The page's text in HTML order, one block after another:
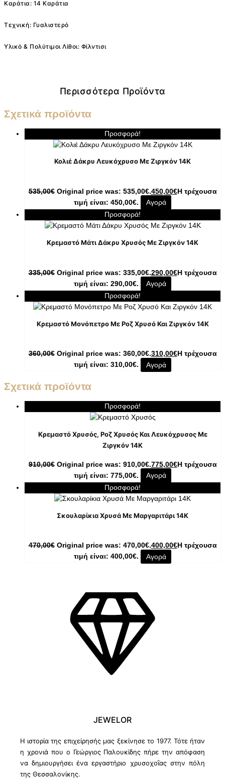
Καράτια: 14 Καράτια
Τεχνική: Γυαλιστερό
Υλικό & Πολύτιμοι Λίθοι: Φίλντισι
Περισσότερα Προϊόντα
Σχετικά προϊόντα
Προσφορά!
Κολιέ Δάκρυ Λευκόχρυσο Με Ζιργκόν 14K
535,00€ Original price was: 535,00€.450,00€Η τρέχουσα
τιμή είναι: 450,00€.
Αγορά
Προσφορά!
Κρεμαστό Μάτι Δάκρυ Χρυσός Με Ζιργκόν 14K
335,00€ Original price was: 335,00€.290,00€Η τρέχουσα
τιμή είναι: 290,00€.
Αγορά
Προσφορά!
Κρεμαστό Μονόπετρο Με Ροζ Χρυσό Και Ζιργκόν 14K
360,00€ Original price was: 360,00€.310,00€Η τρέχουσα
τιμή είναι: 310,00€.
Αγορά
Σχετικά προϊόντα
Προσφορά!
Κρεμαστό Χρυσός, Ροζ Χρυσός Και Λευκόχρυσος Με
Ζιργκόν 14K
910,00€ Original price was: 910,00€.775,00€Η τρέχουσα
τιμή είναι: 775,00€.
Αγορά
Προσφορά!
Σκουλαρίκια Χρυσά Με Μαργαριτάρι 14K
470,00€ Original price was: 470,00€.400,00€Η τρέχουσα
τιμή είναι: 400,00€.
Αγορά
JEWELOR
Η ιστορία της επιχείρησής μας ξεκίνησε το 1977. Τότε ήταν
η χρονιά που ο Γεώργιος Παλουκίδης πήρε την απόφαση
να δημιουργήσει ένα εργαστήριο χρυσοχοΐας στην πόλη
της Θεσσαλονίκης.